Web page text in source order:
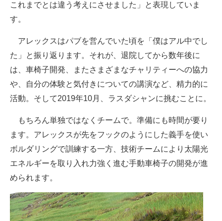
これまでとは違う考えにさせました」と表現していま
す。
アレックスはパブを営んでいた頃を「僕はアル中でし
た」と振り返ります。それが、退院してから数年後に
は、車椅子開発、またさまざまなチャリティーへの協力
や、自分の体験と気付きについての講演など、精力的に
活動。そして2019年10月、ラスダシャンに挑むことに。
もちろん単独ではなくチームで。準備にも時間が要り
ます。アレックスが先をフックのようにした義手を使い
ボルダリングで訓練する一方、技術チームにより太陽光
エネルギーを取り入れ力強く進む手動車椅子の開発が進
められます。